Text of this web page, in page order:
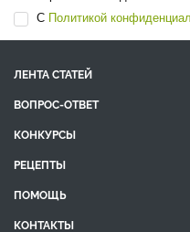
С Политикой
ЛЕНТА СТАТЕЙ
ВОПРОС-ОТВЕТ
КОНКУРСЫ
РЕЦЕПТЫ
ПОМОЩЬ
КОНТАКТЫ